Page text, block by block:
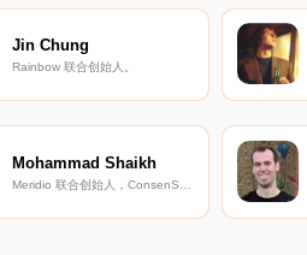
Jin Chung
Rainbow 联合创始人。
Mohammad Shaikh